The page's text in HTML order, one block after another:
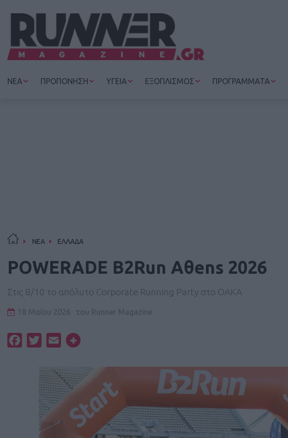
ΝΕΑ ΠΡΟΠΟΝΗΣΗ ΥΓΕΙΑ ΕΞΟΠΛΙΣΜΟΣ ΠΡΟΓΡΑΜΜΑΤΑ
ΝΕΑ ΕΛΛΑΔΑ
POWERADE B2Run Aθens 2026
Στις 8/10 το απόλυτο Corporate Running Party στο ΟΑΚΑ
18 Μαΐου 2026 του Runner Magazine
FacebookTwitterEmail